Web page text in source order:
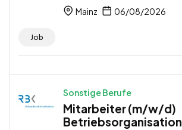
Mainz 06/08/2026
Job
Sonstige Berufe
Mitarbeiter (m/w/d)
Betriebsorganisation